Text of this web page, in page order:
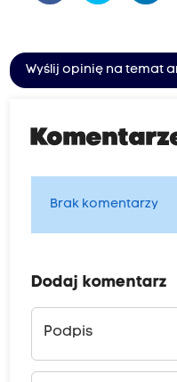
Wyślij opinię na temat
Brak komentarzy
Dodaj komentarz
Podpis